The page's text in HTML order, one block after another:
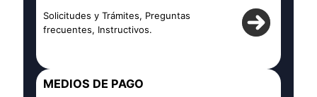
Solicitudes y Trámites, Preguntas
frecuentes, Instructivos.
MEDIOS DE PAGO